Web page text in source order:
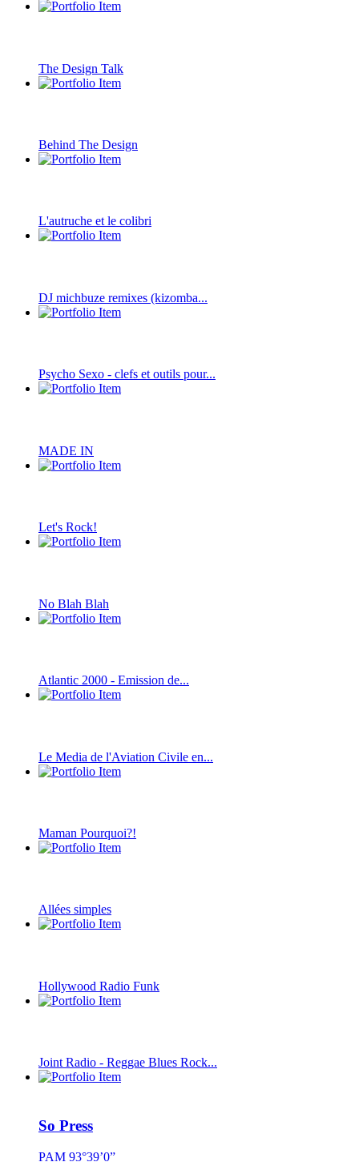
The Design Talk
Behind The Design
L'autruche et le colibri
DJ michbuze remixes (kizomba...
Psycho Sexo - clefs et outils pour...
MADE IN
Let's Rock!
No Blah Blah
Atlantic 2000 - Emission de...
Le Media de l'Aviation Civile en...
Maman Pourquoi?!
Allées simples
Hollywood Radio Funk
Joint Radio - Reggae Blues Rock...
So Press
PAM 93°39’0”